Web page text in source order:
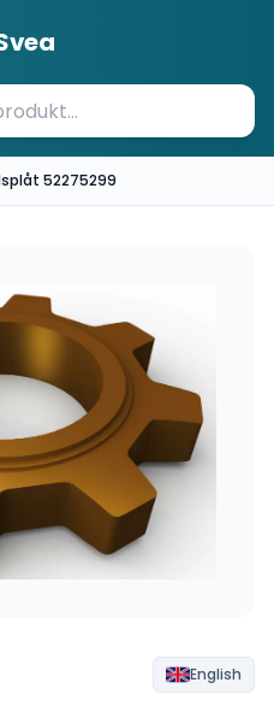
52275299
English